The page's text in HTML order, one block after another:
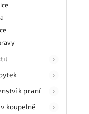
k praní
koupelně